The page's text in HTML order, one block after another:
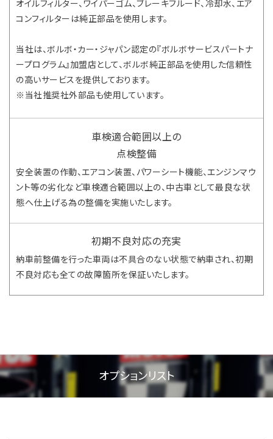
オイルフィルター、ワイパーゴム、ブレーキフルード、冷却水、エア
コンフィルターは純正部品を使用します。
当社は、ボルボ・カー・ジャパン認定の『ボルボサービスパートナ
ープログラム』加盟店として、ボルボ純正部品を使用した信頼性
の高いサービスを提供しております。
※当社推奨社外部品も使用しています。
車検適合範囲以上の
点検整備
安全装置の作動、エアコン装置、パワーシート機能、エンジンマウ
ント等の劣化など車検適合範囲以上の、中古車として最良な状
態へ仕上げる為の整備を実施いたします。
初期不良対応の充実
納車前整備を行った車両は不具合のない状態で納車され、初期
不良対応も全ての故障箇所を保証いたします。
オプションリスト